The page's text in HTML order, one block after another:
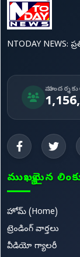
NTODAY NEWS:
మా
ముఖ్యమైన
హోమ్ (Home)
ట్రెండింగ్ వార్తలు
వీడియో గ్యాలరీ